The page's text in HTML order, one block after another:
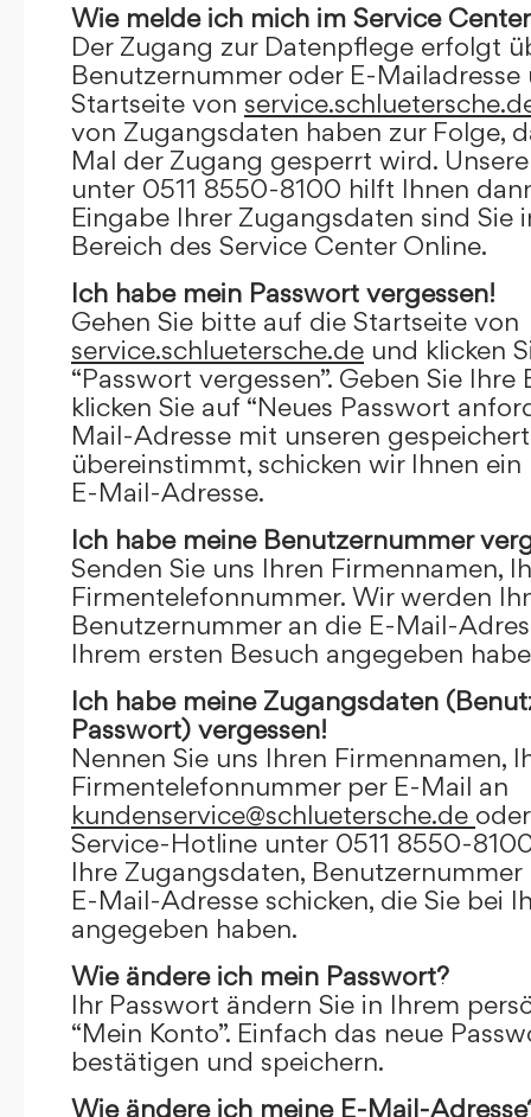
Wie melde ich mich im Service
Der Zugang zur Datenpflege erfolgt
Benutzernummer oder E-
Startseite von
von Zugangsdaten haben zur Folge,
Mal der Zugang gesperrt wird.
unter 0511 8550-8100 hilft Ihnen
Eingabe Ihrer Zugangsdaten sind Sie
Bereich des Service Center Online.
Ich habe mein Passwort vergessen!
Gehen Sie bitte auf die Startseite von
service.schluetersche.de und klicken
“Passwort vergessen”. Geben Sie
klicken Sie auf “Neues Passwort
Mail-Adresse mit unseren
übereinstimmt, schicken wir Ihnen
E-Mail-Adresse.
Ich habe meine Benutzernummer
Senden Sie uns Ihren Firmennamen,
Firmentelefonnummer. Wir werden
Benutzernummer an die E-Mail-
Ihrem ersten Besuch angegeben
Ich habe meine Zugangsdaten
Passwort) vergessen!
Nennen Sie uns Ihren Firmennamen,
Firmentelefonnummer per E-Mail an
kundenservice@schluetersche.de
Service-Hotline unter 0511 8550-
Ihre Zugangsdaten,
E-Mail-Adresse schicken, die Sie bei
angegeben haben.
Wie ändere ich mein Passwort?
Ihr Passwort ändern Sie in Ihrem
“Mein Konto”. Einfach das neue
bestätigen und speichern.
Wie ändere ich meine E-Mail-